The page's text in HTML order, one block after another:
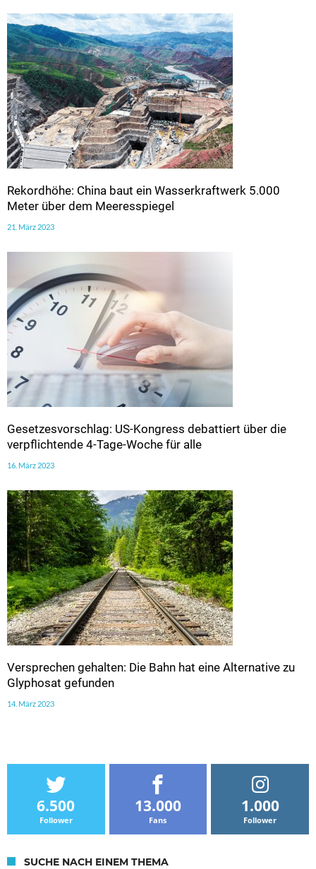
Rekordhöhe: China baut ein Wasserkraftwerk 5.000
Meter über dem Meeresspiegel
21. März 2023
Gesetzesvorschlag: US-Kongress debattiert über die
verpflichtende 4-Tage-Woche für alle
16. März 2023
Versprechen gehalten: Die Bahn hat eine Alternative zu
Glyphosat gefunden
14. März 2023
6.500
Follower
13.000
Fans
1.000
Follower
SUCHE NACH EINEM THEMA